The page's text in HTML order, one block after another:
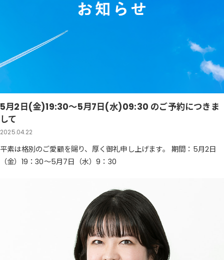
5月2日(金)19:30～5月7日(水)09:30 のご予約につきま
して
2025.04.22
平素は格別のご愛顧を賜り、厚く御礼申し上げます。 期間：5月2日
（金）19：30～5月7日（水）9：30